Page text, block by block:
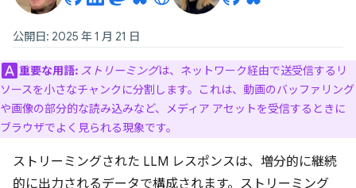
公開日: 2025 年 1 月 21 日
重要な用語: ストリーミングは、ネットワーク経由で送受信するリ
ソースを小さなチャンクに分割します。これは、動画のバッファリング
や画像の部分的な読み込みなど、メディア アセットを受信するときに
ブラウザでよく見られる現象です。
ストリーミングされた LLM レスポンスは、増分的に継続
的に出力されるデータで構成されます。ストリーミング